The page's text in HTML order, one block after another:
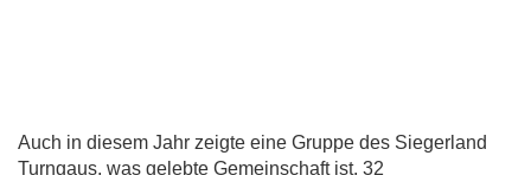
Auch in diesem Jahr zeigte eine Gruppe des Siegerland
Turngaus, was gelebte Gemeinschaft ist. 32